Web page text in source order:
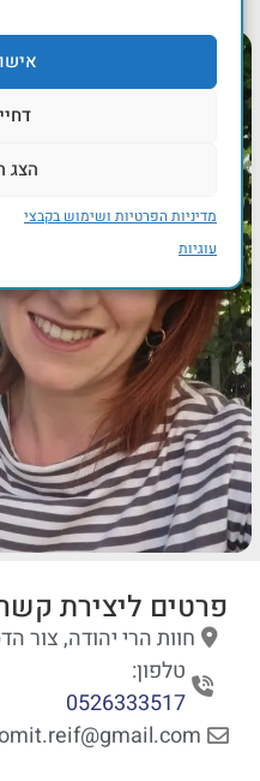
הצג
מדיניות הפרטיות ושימוש בקבצי
עוגיות
פרטים ליצירת
חוות הרי יהודה, צור
טלפון:
0526333517